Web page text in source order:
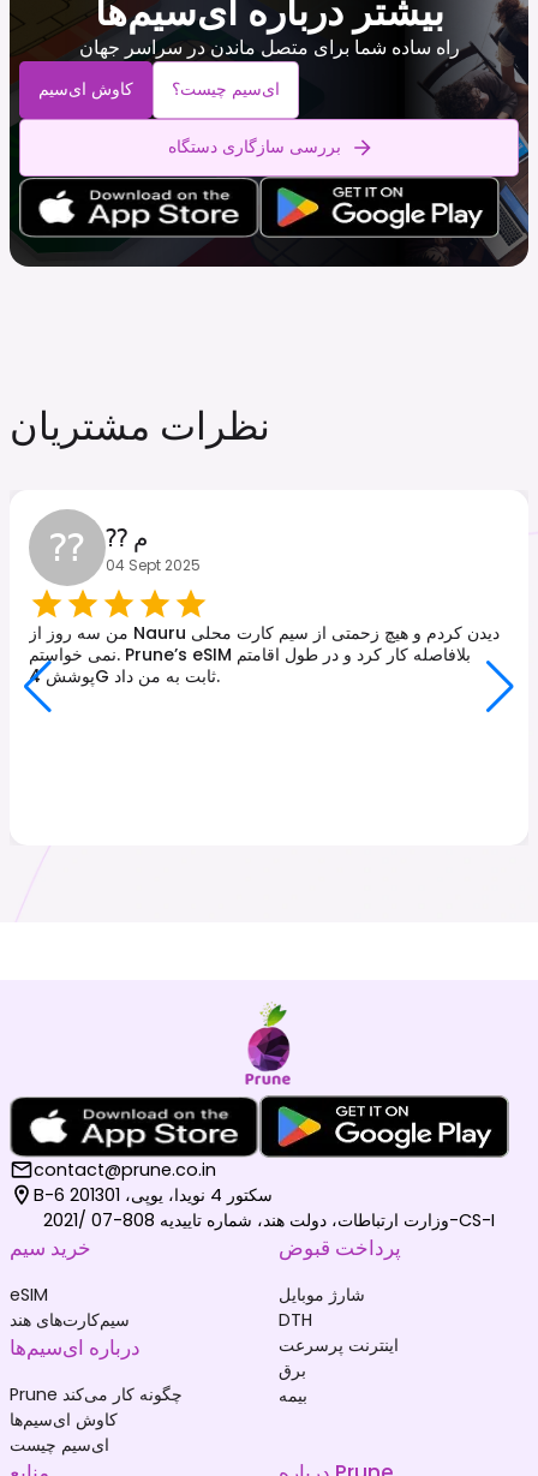
بیشتر درباره ای‌سیم‌ها
راه ساده شما برای متصل ماندن در سراسر جهان
کاوش ای‌سیم ای‌سیم چیست؟
بررسی سازگاری دستگاه
نظرات مشتریان
⁇ ⁇ م
04 Sept 2025
من سه روز از Nauru دیدن کردم و هیچ زحمتی از سیم کارت محلی
نمی خواستم. Prune’s eSIM بلافاصله کار کرد و در طول اقامتم
پوشش 4G ثابت به من داد.
contact@prune.co.in
B-6 سکتور 4 نویدا، یوپی، 201301
وزارت ارتباطات، دولت هند، شماره تاییدیه 808-07 /2021-CS-I
خرید سیم
eSIM
سیم‌کارت‌های هند
درباره ای‌سیم‌ها
Prune چگونه کار می‌کند
کاوش ای‌سیم‌ها
ای‌سیم چیست
پرداخت قبوض
شارژ موبایل
DTH
اینترنت پرسرعت
برق
بیمه